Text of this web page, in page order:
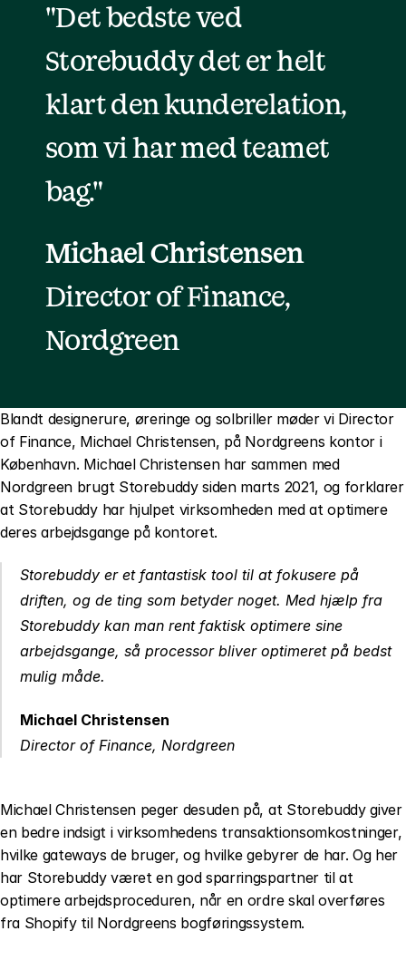
"Det bedste ved
Storebuddy det er helt
klart den kunderelation,
som vi har med teamet
bag."
Michael Christensen
Director of Finance,
Nordgreen
Blandt designerure, øreringe og solbriller møder vi Director
of Finance, Michael Christensen, på Nordgreens kontor i
København. Michael Christensen har sammen med
Nordgreen brugt Storebuddy siden marts 2021, og forklarer
at Storebuddy har hjulpet virksomheden med at optimere
deres arbejdsgange på kontoret.
Storebuddy er et fantastisk tool til at fokusere på
driften, og de ting som betyder noget. Med hjælp fra
Storebuddy kan man rent faktisk optimere sine
arbejdsgange, så processor bliver optimeret på bedst
mulig måde.
Michael Christensen
Director of Finance, Nordgreen
Michael Christensen peger desuden på, at Storebuddy giver
en bedre indsigt i virksomhedens transaktionsomkostninger,
hvilke gateways de bruger, og hvilke gebyrer de har. Og her
har Storebuddy været en god sparringspartner til at
optimere arbejdsproceduren, når en ordre skal overføres
fra Shopify til Nordgreens bogføringssystem.